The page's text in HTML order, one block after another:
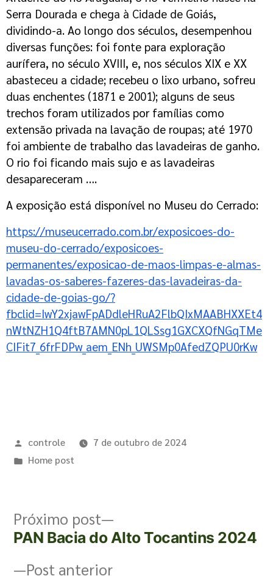
Serra Dourada e chega à Cidade de Goiás,
dividindo-a. Ao longo dos séculos, desempenhou
diversas funções: foi fonte para exploração
aurífera, no século XVIII, e, nos séculos XIX e XX
abasteceu a cidade; recebeu o lixo urbano, sofreu
duas enchentes (1871 e 2001); alguns de seus
trechos foram utilizados por famílias como
extensão privada na lavação de roupas; até 1970
foi ambiente de trabalho das lavadeiras de ganho.
O rio foi ficando mais sujo e as lavadeiras
desapareceram ….
A exposição está disponível no Museu do Cerrado:
https://museucerrado.com.br/exposicoes-do-
museu-do-cerrado/exposicoes-
permanentes/exposicao-de-maos-limpas-e-almas-
lavadas-os-saberes-fazeres-das-lavadeiras-da-
cidade-de-goias-go/?
fbclid=IwY2xjawFpADdleHRuA2FlbQIxMAABHXXEt4
nWtNZH1Q4ftB7AMN0pL1QLSsg1GXCXQfNGqTMe
CIFit7_6frFDPw_aem_ENh_UWSMp0AfedZQPU0rKw
controle
7 de outubro de 2024
Home post
Post anterior
Próximo post
PAN Bacia do Alto Tocantins 2024